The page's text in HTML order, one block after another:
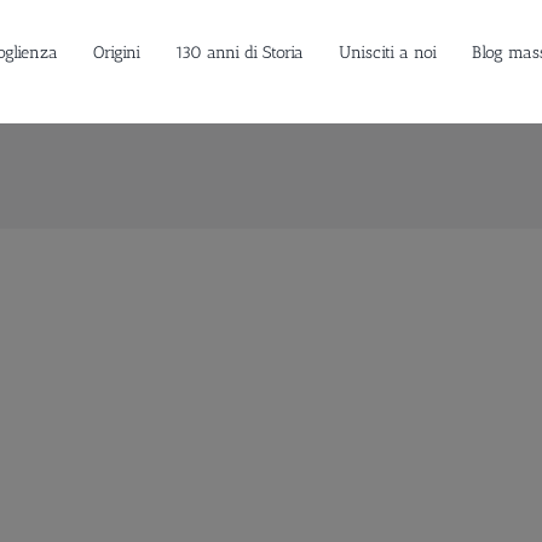
Origini 130 anni di Storia Unisciti a noi Blog